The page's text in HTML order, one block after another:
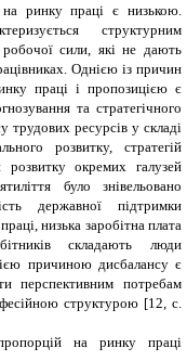
ринку праці є низькою.
структурним
сили, які не дають
Однією із причин
праці і пропозицією є
та стратегічного
трудових ресурсів у складі
розвитку, стратегій
розвитку окремих галузей
було знівельовано
державної підтримки
низька заробітна плата
складають люди
причиною дисбалансу є
перспективним потребам
структурою [12, с.
на ринку праці